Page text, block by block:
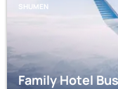
SHUMEN
Family Hotel